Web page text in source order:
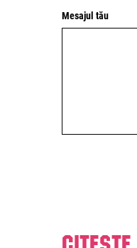
Mesajul tău
Citeste